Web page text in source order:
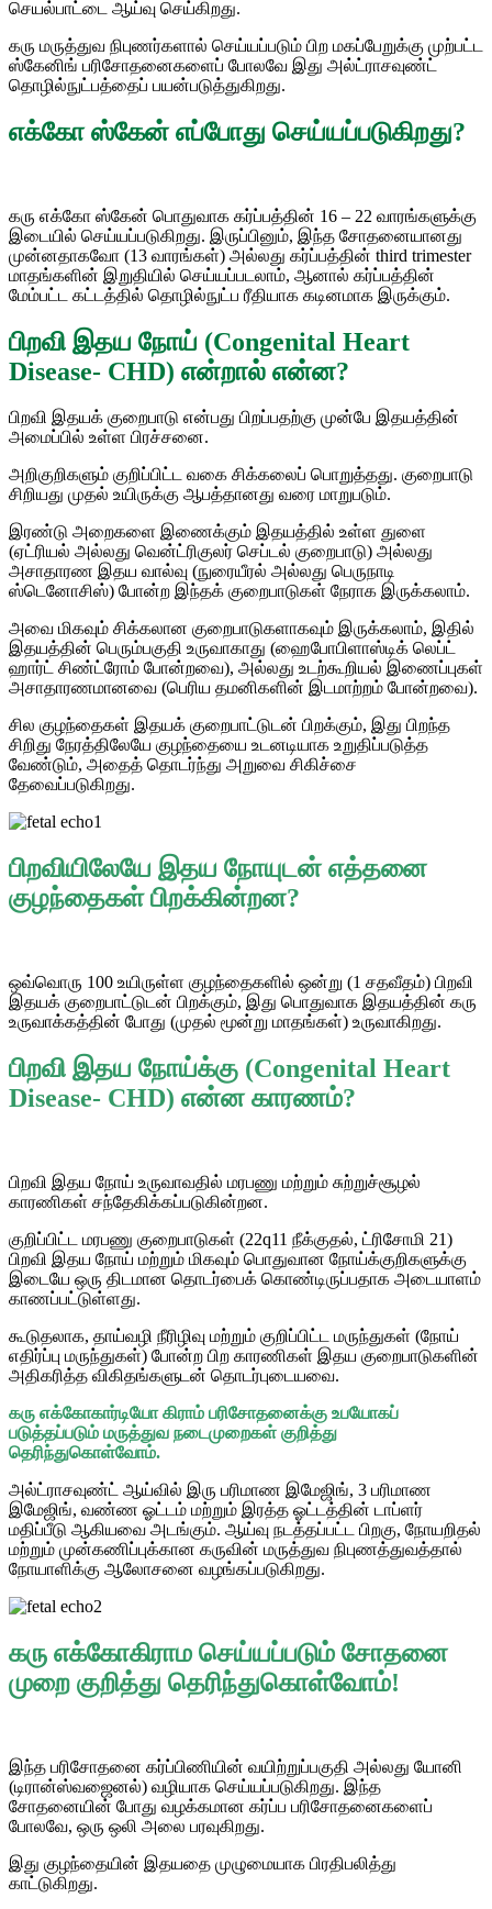
செயல்பாட்டை ஆய்வு செய்கிறது.
கரு மருத்துவ நிபுணர்களால் செய்யப்படும் பிற மகப்பேறுக்கு முற்பட்ட
ஸ்கேனிங் பரிசோதனைகளைப் போலவே இது அல்ட்ராசவுண்ட்
தொழில்நுட்பத்தைப் பயன்படுத்துகிறது.
எக்கோ ஸ்கேன் எப்போது செய்யப்படுகிறது?
கரு எக்கோ ஸ்கேன் பொதுவாக கர்ப்பத்தின் 16 – 22 வாரங்களுக்கு
இடையில் செய்யப்படுகிறது. இருப்பினும், இந்த சோதனையானது
முன்னதாகவோ (13 வாரங்கள்) அல்லது கர்ப்பத்தின் third trimester
மாதங்களின் இறுதியில் செய்யப்படலாம், ஆனால் கர்ப்பத்தின்
மேம்பட்ட கட்டத்தில் தொழில்நுட்ப ரீதியாக கடினமாக இருக்கும்.
பிறவி இதய நோய் (Congenital Heart
Disease- CHD) என்றால் என்ன?
பிறவி இதயக் குறைபாடு என்பது பிறப்பதற்கு முன்பே இதயத்தின்
அமைப்பில் உள்ள பிரச்சனை.
அறிகுறிகளும் குறிப்பிட்ட வகை சிக்கலைப் பொறுத்தது. குறைபாடு
சிறியது முதல் உயிருக்கு ஆபத்தானது வரை மாறுபடும்.
இரண்டு அறைகளை இணைக்கும் இதயத்தில் உள்ள துளை
(ஏட்ரியல் அல்லது வென்ட்ரிகுலர் செப்டல் குறைபாடு) அல்லது
அசாதாரண இதய வால்வு (நுரையீரல் அல்லது பெருநாடி
ஸ்டெனோசிஸ்) போன்ற இந்தக் குறைபாடுகள் நேராக இருக்கலாம்.
அவை மிகவும் சிக்கலான குறைபாடுகளாகவும் இருக்கலாம், இதில்
இதயத்தின் பெரும்பகுதி உருவாகாது (ஹைபோபிளாஸ்டிக் லெப்ட்
ஹார்ட் சிண்ட்ரோம் போன்றவை), அல்லது உடற்கூறியல் இணைப்புகள்
அசாதாரணமானவை (பெரிய தமனிகளின் இடமாற்றம் போன்றவை).
சில குழந்தைகள் இதயக் குறைபாட்டுடன் பிறக்கும், இது பிறந்த
சிறிது நேரத்திலேயே குழந்தையை உடனடியாக உறுதிப்படுத்த
வேண்டும், அதைத் தொடர்ந்து அறுவை சிகிச்சை
தேவைப்படுகிறது.
பிறவியிலேயே இதய நோயுடன் எத்தனை
குழந்தைகள் பிறக்கின்றன?
ஒவ்வொரு 100 உயிருள்ள குழந்தைகளில் ஒன்று (1 சதவீதம்) பிறவி
இதயக் குறைபாட்டுடன் பிறக்கும், இது பொதுவாக இதயத்தின் கரு
உருவாக்கத்தின் போது (முதல் மூன்று மாதங்கள்) உருவாகிறது.
பிறவி இதய நோய்க்கு (Congenital Heart
Disease- CHD) என்ன காரணம்?
பிறவி இதய நோய் உருவாவதில் மரபணு மற்றும் சுற்றுச்சூழல்
காரணிகள் சந்தேகிக்கப்படுகின்றன.
குறிப்பிட்ட மரபணு குறைபாடுகள் (22q11 நீக்குதல், ட்ரிசோமி 21)
பிறவி இதய நோய் மற்றும் மிகவும் பொதுவான நோய்க்குறிகளுக்கு
இடையே ஒரு திடமான தொடர்பைக் கொண்டிருப்பதாக அடையாளம்
காணப்பட்டுள்ளது.
கூடுதலாக, தாய்வழி நீரிழிவு மற்றும் குறிப்பிட்ட மருந்துகள் (நோய்
எதிர்ப்பு மருந்துகள்) போன்ற பிற காரணிகள் இதய குறைபாடுகளின்
அதிகரித்த விகிதங்களுடன் தொடர்புடையவை.
கரு எக்கோகார்டியோ கிராம் பரிசோதனைக்கு உபயோகப்
படுத்தப்படும் மருத்துவ நடைமுறைகள் குறித்து
தெரிந்துகொள்வோம்.
அல்ட்ராசவுண்ட் ஆய்வில் இரு பரிமாண இமேஜிங், 3 பரிமாண
இமேஜிங், வண்ண ஓட்டம் மற்றும் இரத்த ஓட்டத்தின் டாப்ளர்
மதிப்பீடு ஆகியவை அடங்கும். ஆய்வு நடத்தப்பட்ட பிறகு, நோயறிதல்
மற்றும் முன்கணிப்புக்கான கருவின் மருத்துவ நிபுணத்துவத்தால்
நோயாளிக்கு ஆலோசனை வழங்கப்படுகிறது.
கரு எக்கோகிராம செய்யப்படும் சோதனை
முறை குறித்து தெரிந்துகொள்வோம்!
இந்த பரிசோதனை கர்ப்பிணியின் வயிற்றுப்பகுதி அல்லது யோனி
(டிரான்ஸ்வஜைனல்) வழியாக செய்யப்படுகிறது. இந்த
சோதனையின் போது வழக்கமான கர்ப்ப பரிசோதனைகளைப்
போலவே, ஒரு ஒலி அலை பரவுகிறது.
இது குழந்தையின் இதயதை முழுமையாக பிரதிபலித்து
காட்டுகிறது.